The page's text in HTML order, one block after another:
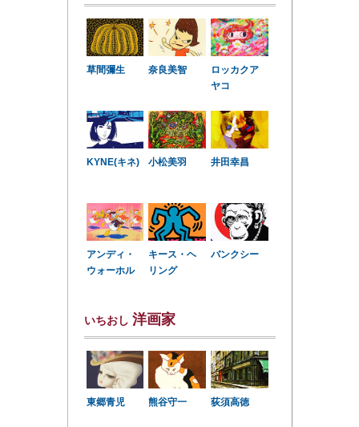
草間彌生 奈良美智
ロッカクア
ヤコ
KYNE(キネ) 小松美羽 井田幸昌
アンディ・
ウォーホル
キース・ヘ
リング
バンクシー
いちおし 洋画家
東郷青児 熊谷守一 荻須高徳